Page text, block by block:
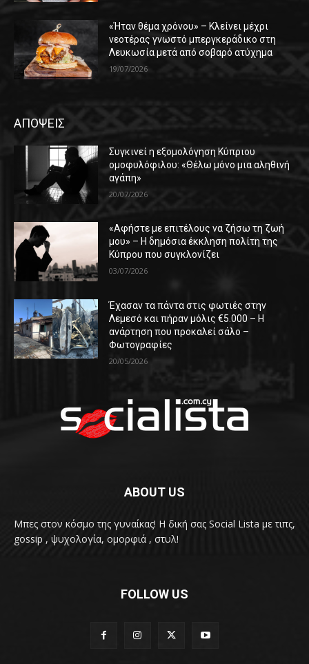
«Ήταν θέμα χρόνου» – Κλείνει μέχρι
νεοτέρας γνωστό μπεργκεράδικο στη
Λευκωσία μετά από σοβαρό ατύχημα
19/07/2026
ΑΠΟΨΕΙΣ
Συγκινεί η εξομολόγηση Κύπριου
ομοφυλόφιλου: «Θέλω μόνο μια αληθινή
αγάπη»
20/07/2026
«Αφήστε με επιτέλους να ζήσω τη ζωή
μου» – Η δημόσια έκκληση πολίτη της
Κύπρου που συγκλονίζει
03/07/2026
Έχασαν τα πάντα στις φωτιές στην
Λεμεσό και πήραν μόλις €5.000 – Η
ανάρτηση που προκαλεί σάλο –
Φωτογραφίες
20/05/2026
ABOUT US
Μπες στον κόσμο της γυναίκας! H δική σας Social Lista με τιπς,
gossip , ψυχολογία, ομορφιά , στυλ!
FOLLOW US